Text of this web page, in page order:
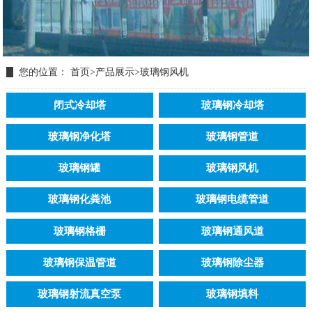
您的位置： 首页>产品展示>玻璃钢风机
闭式冷却塔 玻璃钢冷却塔
玻璃钢净化塔 玻璃钢管道
玻璃钢罐 玻璃钢风机
玻璃钢化粪池 玻璃钢电缆管道
玻璃钢格栅 玻璃钢通风道
玻璃钢保温管道 玻璃钢除尘器
玻璃钢射流真空泵 玻璃钢填料